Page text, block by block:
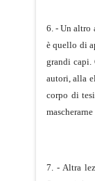
6. - Un altro
è quello di
grandi capi.
autori, alla
corpo di
7. - Altra